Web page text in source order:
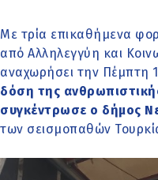
Με τρία επικαθήμενα
από Αλληλεγγύη και
αναχωρήσει την Πέμπτη
δόση της
συγκέντρωσε ο δήμος
των σεισμοπαθών